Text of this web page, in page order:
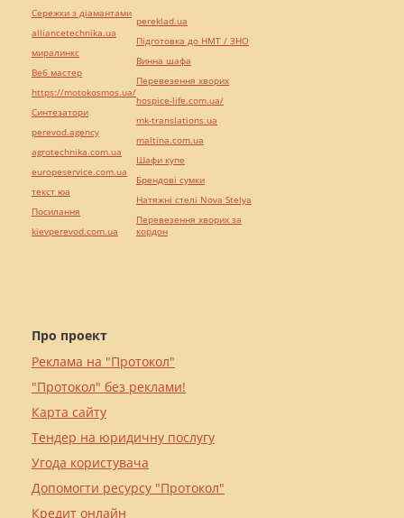
Про проект
Реклама на "Протокол"
"Протокол" без реклами!
Карта сайту
Тендер на юридичну послугу
Угода користувача
Допомогти ресурсу "Протокол"
Кредит онлайн
Сережки з діамантами
alliancetechnika.ua
миралинкс
Веб мастер
https://motokosmos.ua/
Синтезатори
perevod.agency
agrotechnika.com.ua
europeservice.com.ua
текст юа
Посилання
kievperevod.com.ua
pereklad.ua
Підготовка до НМТ / ЗНО
Винна шафа
Перевезення хворих
hospice-life.com.ua/
mk-translations.ua
maltina.com.ua
Шафи купе
Брендові сумки
Натяжні стелі Nova Stelya
Перевезення хворих за
кордон